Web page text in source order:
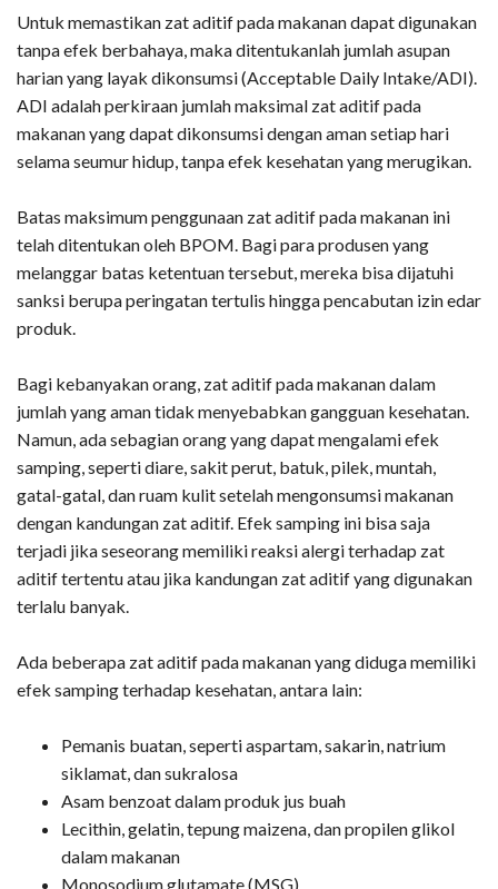
Untuk memastikan zat aditif pada makanan dapat digunakan
tanpa efek berbahaya, maka ditentukanlah jumlah asupan
harian yang layak dikonsumsi (Acceptable Daily Intake/ADI).
ADI adalah perkiraan jumlah maksimal zat aditif pada
makanan yang dapat dikonsumsi dengan aman setiap hari
selama seumur hidup, tanpa efek kesehatan yang merugikan.
Batas maksimum penggunaan zat aditif pada makanan ini
telah ditentukan oleh BPOM. Bagi para produsen yang
melanggar batas ketentuan tersebut, mereka bisa dijatuhi
sanksi berupa peringatan tertulis hingga pencabutan izin edar
produk.
Bagi kebanyakan orang, zat aditif pada makanan dalam
jumlah yang aman tidak menyebabkan gangguan kesehatan.
Namun, ada sebagian orang yang dapat mengalami efek
samping, seperti diare, sakit perut, batuk, pilek, muntah,
gatal-gatal, dan ruam kulit setelah mengonsumsi makanan
dengan kandungan zat aditif. Efek samping ini bisa saja
terjadi jika seseorang memiliki reaksi alergi terhadap zat
aditif tertentu atau jika kandungan zat aditif yang digunakan
terlalu banyak.
Ada beberapa zat aditif pada makanan yang diduga memiliki
efek samping terhadap kesehatan, antara lain:
Pemanis buatan, seperti aspartam, sakarin, natrium
siklamat, dan sukralosa
Asam benzoat dalam produk jus buah
Lecithin, gelatin, tepung maizena, dan propilen glikol
dalam makanan
Monosodium glutamate (MSG)